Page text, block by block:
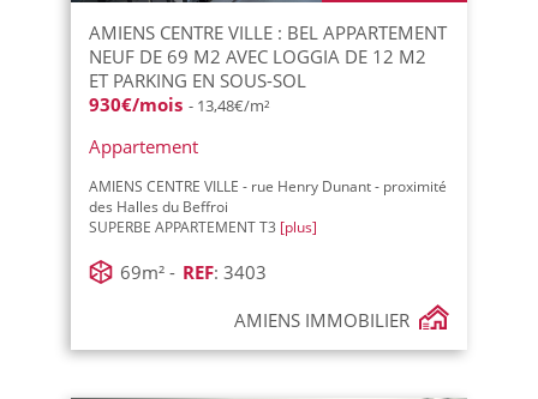
AMIENS CENTRE VILLE : BEL APPARTEMENT
NEUF DE 69 M2 AVEC LOGGIA DE 12 M2
ET PARKING EN SOUS-SOL
930€/mois - 13,48€/m²
Appartement
AMIENS CENTRE VILLE - rue Henry Dunant - proximité
des Halles du Beffroi
SUPERBE APPARTEMENT T3 [plus]
69m² - REF: 3403
AMIENS IMMOBILIER